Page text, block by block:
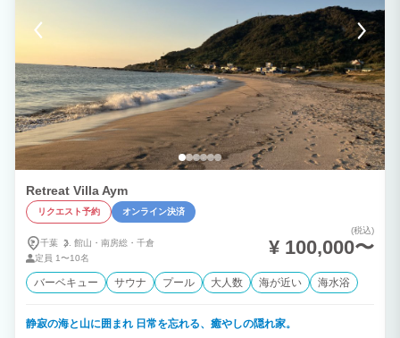
Retreat Villa Aym
リクエスト予約 オンライン決済
千葉 館山・ 南房総・ 千倉
定員 1〜10名
(税込)
¥ 100,000〜
バーベキュー サウナ プール 大人数 海が近い 海水浴
静寂の海と山に囲まれ 日常を忘れる、癒やしの隠れ家。